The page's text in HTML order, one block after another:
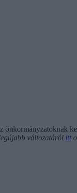
változatáról itt